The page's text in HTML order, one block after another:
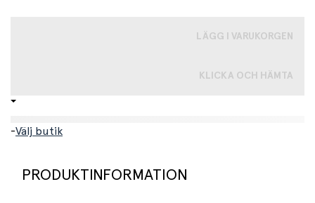
LÄGG I VARUKORGEN
KLICKA OCH HÄMTA
-Välj butik
PRODUKTINFORMATION